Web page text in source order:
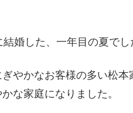
婚した、一年目の夏でし
やかなお客様の多い松本
な家庭になりました。